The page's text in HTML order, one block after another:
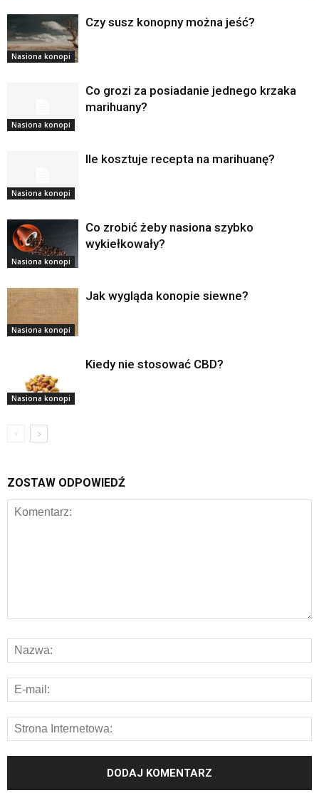
Nasiona konopi
Czy susz konopny można jeść?
Nasiona konopi
Co grozi za posiadanie jednego krzaka
marihuany?
Nasiona konopi
Ile kosztuje recepta na marihuanę?
Nasiona konopi
Co zrobić żeby nasiona szybko
wykiełkowały?
Nasiona konopi
Jak wygląda konopie siewne?
Nasiona konopi
Kiedy nie stosować CBD?
ZOSTAW ODPOWIEDŹ